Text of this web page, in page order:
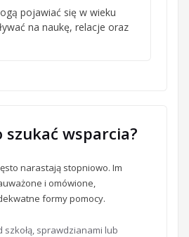
pojawiać się w wieku
na naukę, relacje oraz
wsparcia?
narastają stopniowo. Im
i omówione,
formy pomocy.
szkołą, sprawdzianami lub